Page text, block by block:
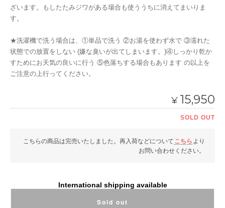
ざいます。もしたたみジワがある場合も使ううちに消えてまいりま
す。
★洗濯機で洗う場合は、①単品で洗う ②お湯を使わず水で ③濡れた
状態での放置をしない (嫌な臭いが出てしまいます。)④しっかり乾か
すためにお天気の良いに行う ⑤色落ちする場合もあります の以上を
ご注意の上行ってください。
¥ 15,950
SOLD OUT
こちらの商品は完売いたしました。再入荷などについて こちら より
お問い合わせください。
International shipping available
Sold out